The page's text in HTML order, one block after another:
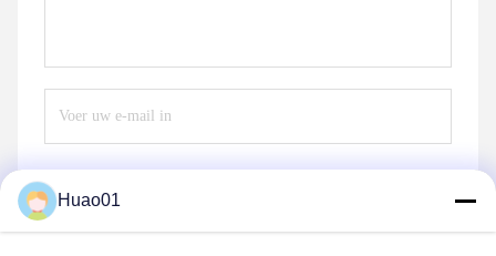
Huao01